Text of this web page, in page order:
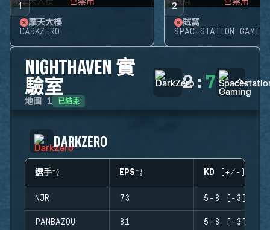
1
摩天大樓
DARKZERO
2
賊窩
SPACESTATION GAMING
NIGHTHAVEN 實
驗室
地圖 1 已結束
2: 7
DARKZERO
選手 EPS KD (+/-)
NJR 73 5-8 (-3)
PANBAZOU 81 5-8 (-3)